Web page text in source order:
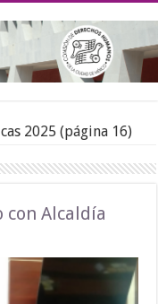
2025 (página 16)
con Alcaldía